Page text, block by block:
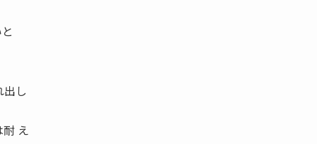
し
え